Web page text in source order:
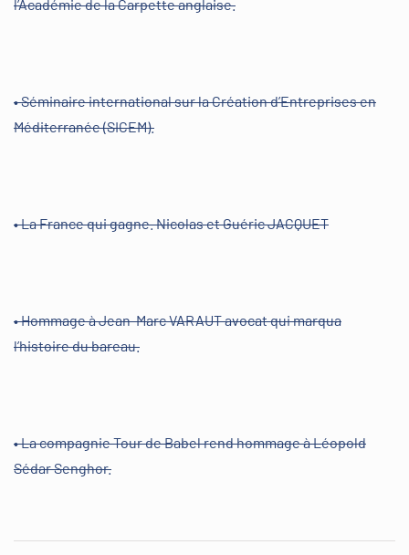
l’Académie de la Carpette anglaise.
• Séminaire international sur la Création d’Entreprises en
Méditerranée (SICEM).
• La France qui gagne. Nicolas et Guéric JACQUET
• Hommage à Jean-Marc VARAUT avocat qui marqua
l’histoire du bareau.
• La compagnie Tour de Babel rend hommage à Léopold
Sédar Senghor.